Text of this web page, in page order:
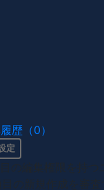
歴（0）
定